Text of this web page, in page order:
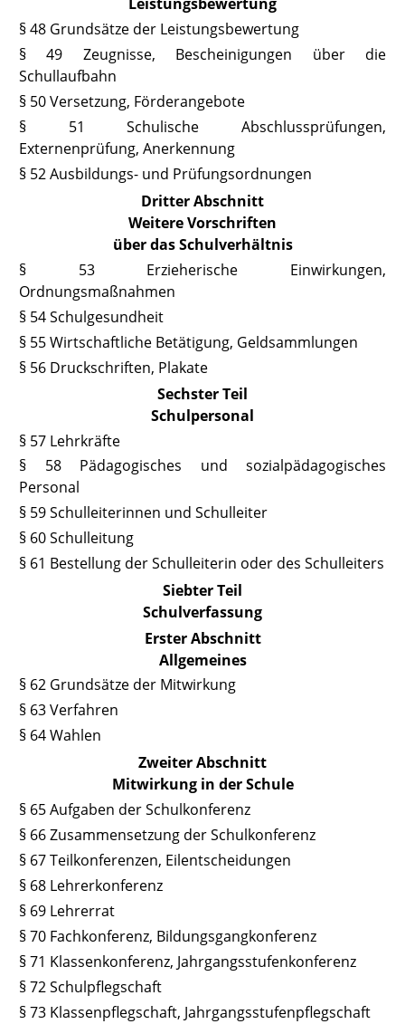
§ 48 Grundsätze der Leistungsbewertung
§ 49 Zeugnisse, Bescheinigungen über die
Schullaufbahn
§ 50 Versetzung, Förderangebote
§ 51 Schulische Abschlussprüfungen,
Externenprüfung, Anerkennung
§ 52 Ausbildungs- und Prüfungsordnungen
Dritter Abschnitt
Weitere Vorschriften
über das Schulverhältnis
§ 53 Erzieherische Einwirkungen,
Ordnungsmaßnahmen
§ 54 Schulgesundheit
§ 55 Wirtschaftliche Betätigung, Geldsammlungen
§ 56 Druckschriften, Plakate
Sechster Teil
Schulpersonal
§ 57 Lehrkräfte
§ 58 Pädagogisches und sozialpädagogisches
Personal
§ 59 Schulleiterinnen und Schulleiter
§ 60 Schulleitung
§ 61 Bestellung der Schulleiterin oder des Schulleiters
Siebter Teil
Schulverfassung
Erster Abschnitt
Allgemeines
§ 62 Grundsätze der Mitwirkung
§ 63 Verfahren
§ 64 Wahlen
Zweiter Abschnitt
Mitwirkung in der Schule
§ 65 Aufgaben der Schulkonferenz
§ 66 Zusammensetzung der Schulkonferenz
§ 67 Teilkonferenzen, Eilentscheidungen
§ 68 Lehrerkonferenz
§ 69 Lehrerrat
§ 70 Fachkonferenz, Bildungsgangkonferenz
§ 71 Klassenkonferenz, Jahrgangsstufenkonferenz
§ 72 Schulpflegschaft
§ 73 Klassenpflegschaft, Jahrgangsstufenpflegschaft